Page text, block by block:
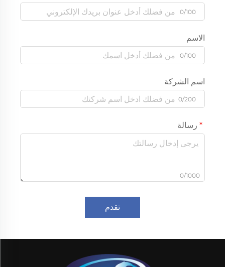
0/100
الاسم
0/100
اسم الشركة
0/200
رسالة
0/1000
تقدم